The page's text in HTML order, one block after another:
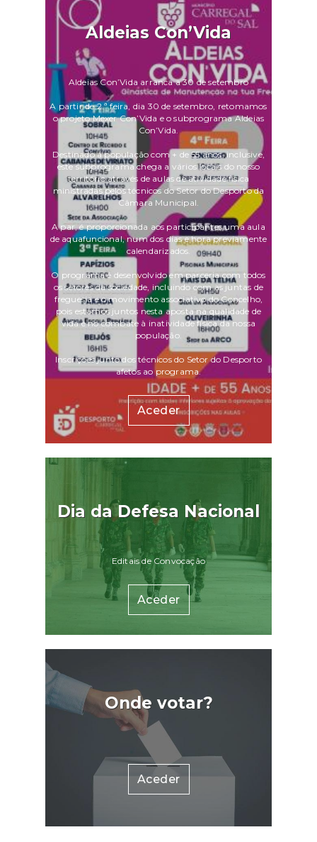
Aldeias Con’Vida
Aldeias Con’Vida arranca a 30 de setembro
A partir de 2.ª feira, dia 30 de setembro, retomamos
o projeto Mexer Con’Vida e o subprograma Aldeias
Con’Vida.
Destinado à população com + de 55 anos, inclusive,
este subprograma chega a vários locais do nosso
território através de aulas de atividade física
ministradas pelos técnicos do Setor do Desporto da
Câmara Municipal.
A par, é proporcionada aos participantes uma aula
de aquafuncional, num dos dias e hora previamente
calendarizados.
O programa é desenvolvido em parceria com todos
os setores da sociedade, incluindo com as juntas de
freguesia e o movimento associativo do Concelho,
pois estamos juntos nesta aposta na qualidade de
vida e no combate à inatividade física da nossa
população.
Inscrições junto dos técnicos do Setor do Desporto
afetos ao programa.
Aceder
Dia da Defesa Nacional
Editais de Convocação
Aceder
Onde votar?
Aceder